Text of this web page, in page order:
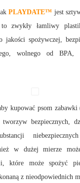
PLAYDATE™ jest
zwykły łamliwy
jakości spożywczej,
wolnego od BPA,
kupować psom
bezpiecznych,
w dużej mierze
które może spożyć
z nieodpowiednich